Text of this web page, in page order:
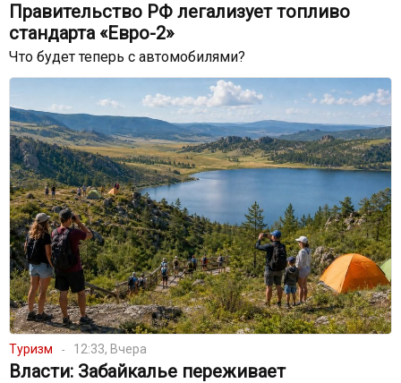
Правительство РФ легализует топливо
стандарта «Евро-2»
Что будет теперь с автомобилями?
Туризм 12:33, Вчера
Власти: Забайкалье переживает